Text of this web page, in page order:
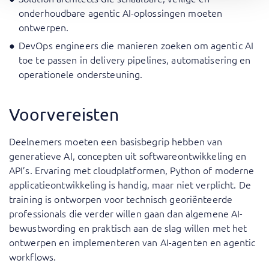
onderhoudbare agentic AI-oplossingen moeten
ontwerpen.
DevOps engineers die manieren zoeken om agentic AI
toe te passen in delivery pipelines, automatisering en
operationele ondersteuning.
Voorvereisten
Deelnemers moeten een basisbegrip hebben van
generatieve AI, concepten uit softwareontwikkeling en
API’s. Ervaring met cloudplatformen, Python of moderne
applicatieontwikkeling is handig, maar niet verplicht. De
training is ontworpen voor technisch georiënteerde
professionals die verder willen gaan dan algemene AI-
bewustwording en praktisch aan de slag willen met het
ontwerpen en implementeren van AI-agenten en agentic
workflows.